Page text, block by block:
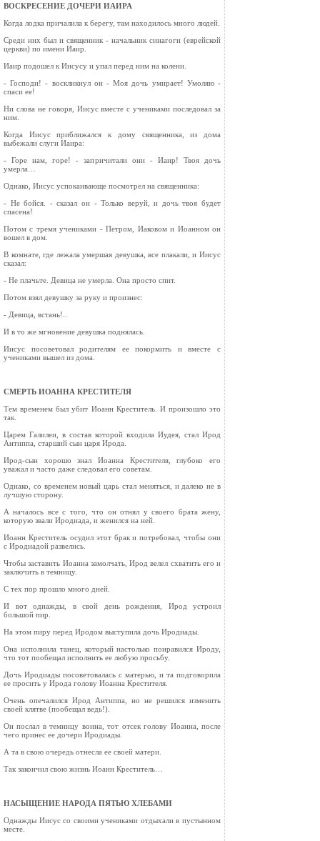
ВОСКРЕСЕНИЕ ДОЧЕРИ ИАИРА
Когда лодка причалила к берегу, там находилось много людей.
Среди них был и священник - начальник синагоги (еврейской
церкви) по имени Иаир.
Иаир подошел к Иисусу и упал перед ним на колени.
- Господи! - воскликнул он - Моя дочь умирает! Умоляю -
спаси ее!
Ни слова не говоря, Иисус вместе с учениками последовал за
ним.
Когда Иисус приближался к дому священника, из дома
выбежали слуги Иаира:
- Горе нам, горе! - запричитали они - Иаир! Твоя дочь
умерла…
Однако, Иисус успокаивающе посмотрел на священника:
- Не бойся. - сказал он - Только веруй, и дочь твоя будет
спасена!
Потом с тремя учениками - Петром, Иаковом и Иоанном он
вошел в дом.
В комнате, где лежала умершая девушка, все плакали, и Иисус
сказал:
- Не плачьте. Девица не умерла. Она просто спит.
Потом взял девушку за руку и произнес:
- Девица, встань!..
И в то же мгновение девушка поднялась.
Иисус посоветовал родителям ее покормить и вместе с
учениками вышел из дома.
СМЕРТЬ ИОАННА КРЕСТИТЕЛЯ
Тем временем был убит Иоанн Креститель. И произошло это
так.
Царем Галилеи, в состав которой входила Иудея, стал Ирод
Антиппа, старший сын царя Ирода.
Ирод-сын хорошо знал Иоанна Крестителя, глубоко его
уважал и часто даже следовал его советам.
Однако, со временем новый царь стал меняться, и далеко не в
лучшую сторону.
А началось все с того, что он отнял у своего брата жену,
которую звали Иродиада, и женился на ней.
Иоанн Креститель осудил этот брак и потребовал, чтобы они
с Иродиадой развелись.
Чтобы заставить Иоанна замолчать, Ирод велел схватить его и
заключить в темницу.
С тех пор прошло много дней.
И вот однажды, в свой день рождения, Ирод устроил
большой пир.
На этом пиру перед Иродом выступила дочь Иродиады.
Она исполнила танец, который настолько понравился Ироду,
что тот пообещал исполнить ее любую просьбу.
Дочь Иродиады посоветовалась с матерью, и та подговорила
ее просить у Ирода голову Иоанна Крестителя.
Очень опечалился Ирод Антиппа, но не решился изменить
своей клятве (пообещал ведь!).
Он послал в темницу воина, тот отсек голову Иоанна, после
чего принес ее дочери Иродиады.
А та в свою очередь отнесла ее своей матери.
Так закончил свою жизнь Иоанн Креститель…
НАСЫЩЕНИЕ НАРОДА ПЯТЬЮ ХЛЕБАМИ
Однажды Иисус со своими учениками отдыхали в пустынном
месте.